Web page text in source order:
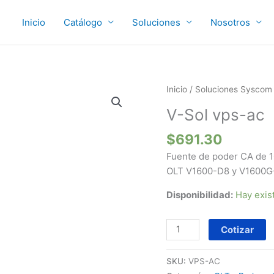
Inicio Catálogo Soluciones Nosotros
Inicio / Soluciones Syscom
V-Sol vps-ac
$691.30
Fuente de poder CA de
OLT V1600-D8 y
Disponibilidad: Hay
V-
vps-
ac
cantidad
Cotizar
SKU: VPS-AC